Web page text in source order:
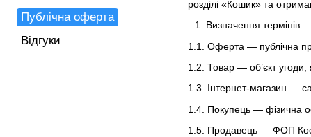
розділі «Кошик» та
Визначення термінів
1.1. Оферта — публічна
1.2. Товар — об’єкт угоди,
1.3. Інтернет-магазин —
1.4. Покупець — фізична
1.5. Продавець — ФОП
Публічна оферта
Відгуки